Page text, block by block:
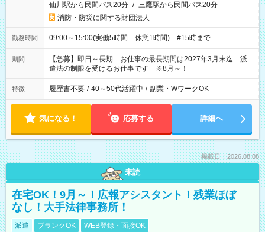
仙川駅から民間バス20分 / 三鷹駅から民間バス20分
消防・防災に関する財団法人
勤務時間 09:00～15:00(実働5時間 休憩1時間) #15時まで
期間
【急募】即日～長期 お仕事の最長期間は2027年3月末迄 派
遣法の制限を受けるお仕事です ※8月～！
特徴 履歴書不要 / 40～50代活躍中 / 副業・WワークOK
気になる！ 応募する 詳細へ
掲載日：2026.08.08
未読
在宅OK！9月～！広報アシスタント！残業ほぼ
なし！大手法律事務所！
派遣 ブランクOK WEB登録・面接OK